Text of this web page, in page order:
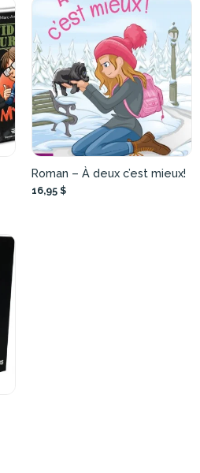
Roman – À deux c’est mieux!
16,95 $